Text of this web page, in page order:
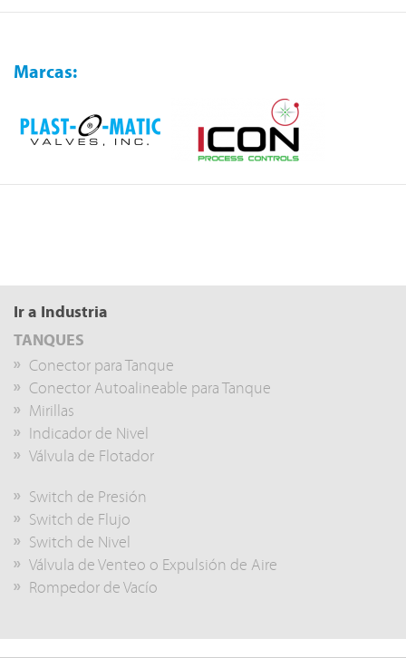
Marcas:
Ir a Industria
TANQUES
Conector para Tanque
Conector Autoalineable para Tanque
Mirillas
Indicador de Nivel
Válvula de Flotador
Switch de Presión
Switch de Flujo
Switch de Nivel
Válvula de Venteo o Expulsión de Aire
Rompedor de Vacío